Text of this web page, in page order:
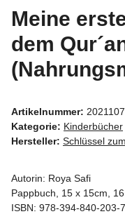
Meine
dem
Artikelnummer:
Kategorie: Kinderbücher
Hersteller: Schlüssel
Autorin: Roya Safi
Pappbuch, 15 x 15cm,
ISBN: 978-394-840-203-7